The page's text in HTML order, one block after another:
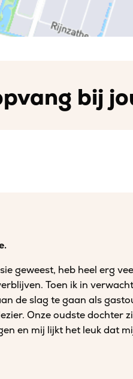
bij
geweest, heb heel erg
Toen ik in
de slag te gaan als
Onze oudste dochter
en mij lijkt het leuk dat